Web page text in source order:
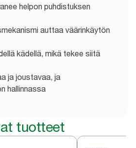
helpon puhdistuksen
auttaa väärinkäytön
kädellä, mikä tekee siitä
ja joustavaa, ja
hallinnassa
tuotteet